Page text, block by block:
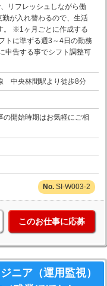
リフレッシュしながら働
が入れ替わるので、生活
。 ※1ヶ月ごとに作成する
トに準ずる週3～4日の勤務
申告する事でシフト調整可
中央林間駅より徒歩8分
開始時期はお気軽にご相
SI-W003-2
このお仕事に応募
ニア（運用監視）